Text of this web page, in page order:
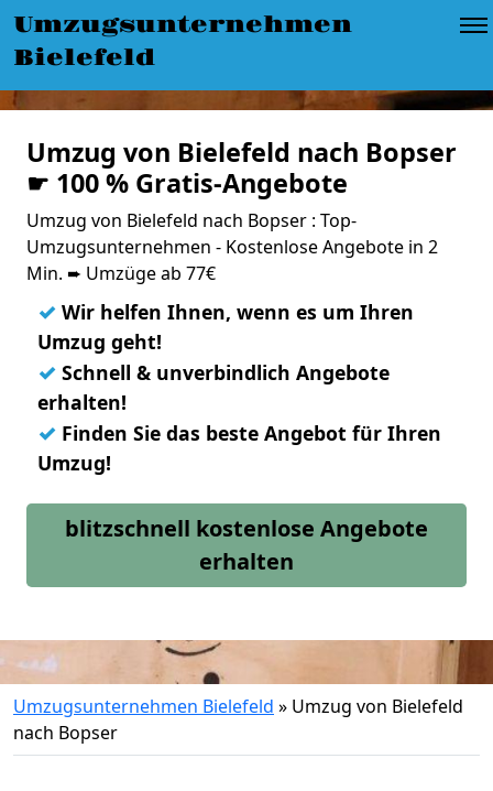
Umzugsunternehmen
Bielefeld
Umzug von Bielefeld nach Bopser
☛ 100 % Gratis-Angebote
Umzug von Bielefeld nach Bopser : Top-
Umzugsunternehmen - Kostenlose Angebote in 2
Min. ➨ Umzüge ab 77€
✓ Wir helfen Ihnen, wenn es um Ihren
Umzug geht!
✓ Schnell & unverbindlich Angebote
erhalten!
✓ Finden Sie das beste Angebot für Ihren
Umzug!
blitzschnell kostenlose Angebote
erhalten
Umzugsunternehmen Bielefeld » Umzug von Bielefeld
nach Bopser